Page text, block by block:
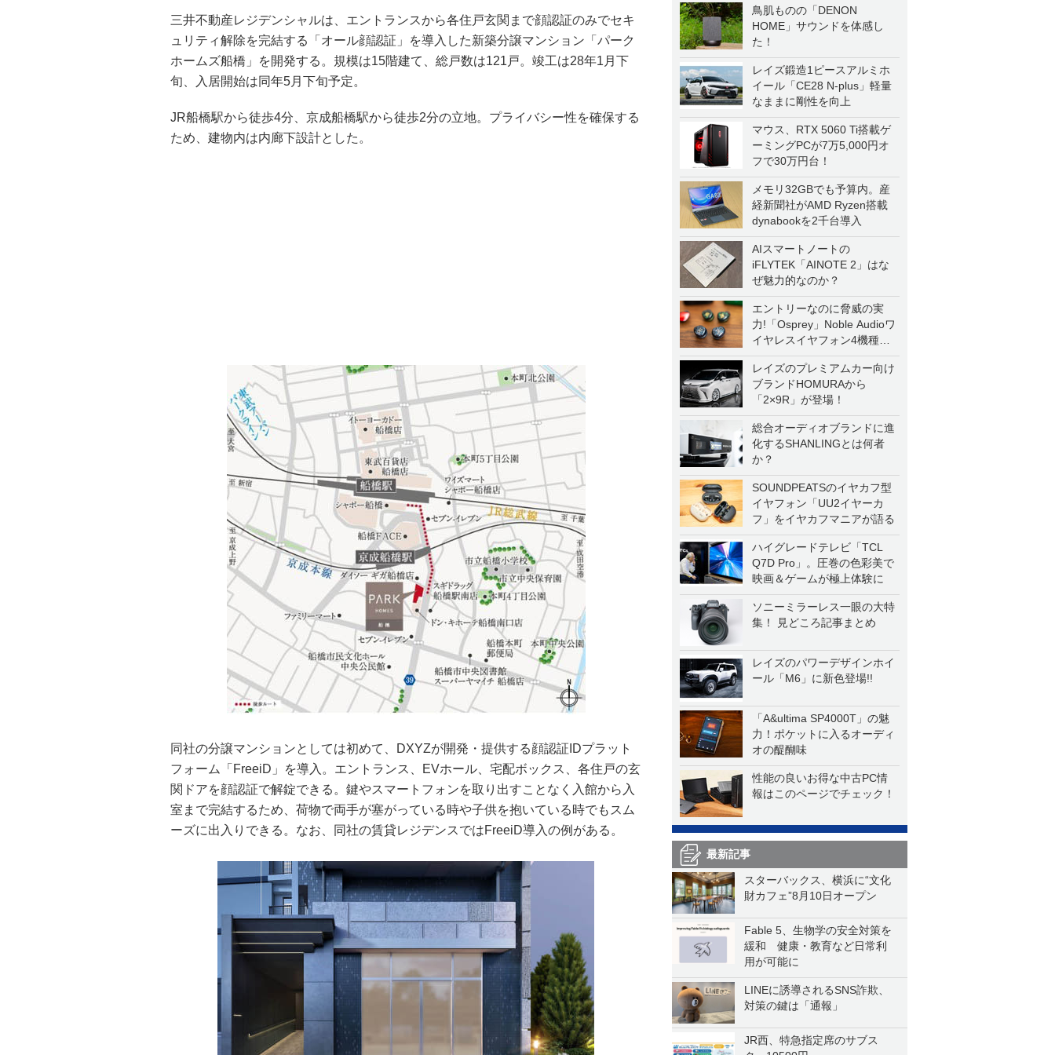
鳥肌ものの「DENON
HOME」サウンドを体感し
た！
レイズ鍛造1ピースアルミホ
イール「CE28 N-plus」軽量
なままに剛性を向上
マウス、RTX 5060 Ti搭載ゲ
ーミングPCが7万5,000円オ
フで30万円台！
メモリ32GBでも予算内。産
経新聞社がAMD Ryzen搭載
dynabookを2千台導入
AIスマートノートの
iFLYTEK「AINOTE 2」はな
ぜ魅力的なのか？
エントリーなのに脅威の実
力!「Osprey」Noble Audioワ
イヤレスイヤフォン4機種を
一気に聴く
レイズのプレミアムカー向け
ブランドHOMURAから
「2×9R」が登場！
総合オーディオブランドに進
化するSHANLINGとは何者
か？
SOUNDPEATSのイヤカフ型
イヤフォン「UU2イヤーカ
フ」をイヤカフマニアが語る
ハイグレードテレビ「TCL
Q7D Pro」。圧巻の色彩美で
映画＆ゲームが極上体験に
ソニーミラーレス一眼の大特
集！ 見どころ記事まとめ
レイズのパワーデザインホイ
ール「M6」に新色登場!!
「A&ultima SP4000T」の魅
力！ポケットに入るオーディ
オの醍醐味
性能の良いお得な中古PC情
報はこのページでチェック！
最新記事
スターバックス、横浜に“文化
財カフェ”8月10日オープン
Fable 5、生物学の安全対策を
緩和 健康・教育など日常利
用が可能に
LINEに誘導されるSNS詐欺、
対策の鍵は「通報」
JR西、特急指定席のサブス
三井不動産レジデンシャルは、エントランスから各住戸玄関まで顔認証のみでセキ
ュリティ解除を完結する「オール顔認証」を導入した新築分譲マンション「パーク
ホームズ船橋」を開発する。規模は15階建て、総戸数は121戸。竣工は28年1月下
旬、入居開始は同年5月下旬予定。
JR船橋駅から徒歩4分、京成船橋駅から徒歩2分の立地。プライバシー性を確保する
ため、建物内は内廊下設計とした。
同社の分譲マンションとしては初めて、DXYZが開発・提供する顔認証IDプラット
フォーム「FreeiD」を導入。エントランス、EVホール、宅配ボックス、各住戸の玄
関ドアを顔認証で解錠できる。鍵やスマートフォンを取り出すことなく入館から入
室まで完結するため、荷物で両手が塞がっている時や子供を抱いている時でもスム
ーズに出入りできる。なお、同社の賃貸レジデンスではFreeiD導入の例がある。